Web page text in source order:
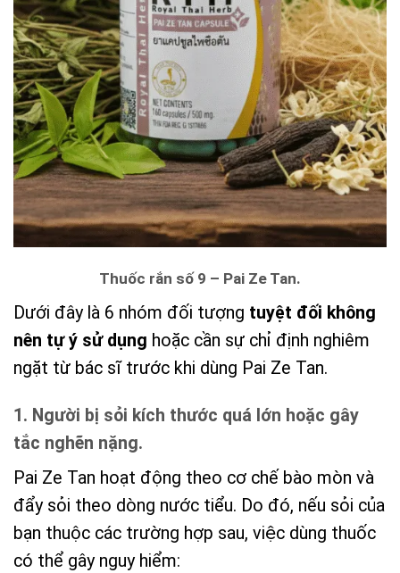
Thuốc rắn số 9 – Pai Ze Tan.
Dưới đây là 6 nhóm đối tượng tuyệt đối không
nên tự ý sử dụng hoặc cần sự chỉ định nghiêm
ngặt từ bác sĩ trước khi dùng Pai Ze Tan.
1. Người bị sỏi kích thước quá lớn hoặc gây
tắc nghẽn nặng.
Pai Ze Tan hoạt động theo cơ chế bào mòn và
đẩy sỏi theo dòng nước tiểu. Do đó, nếu sỏi của
bạn thuộc các trường hợp sau, việc dùng thuốc
có thể gây nguy hiểm: